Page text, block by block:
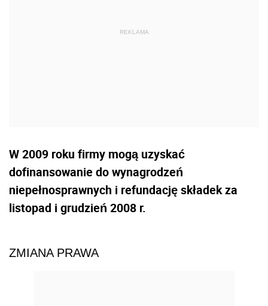
W 2009 roku firmy mogą uzyskać
dofinansowanie do wynagrodzeń
niepełnosprawnych i refundację składek za
listopad i grudzień 2008 r.
ZMIANA PRAWA